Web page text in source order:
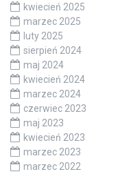
kwiecień 2025
marzec 2025
luty 2025
sierpień 2024
maj 2024
kwiecień 2024
marzec 2024
czerwiec 2023
maj 2023
kwiecień 2023
marzec 2023
marzec 2022